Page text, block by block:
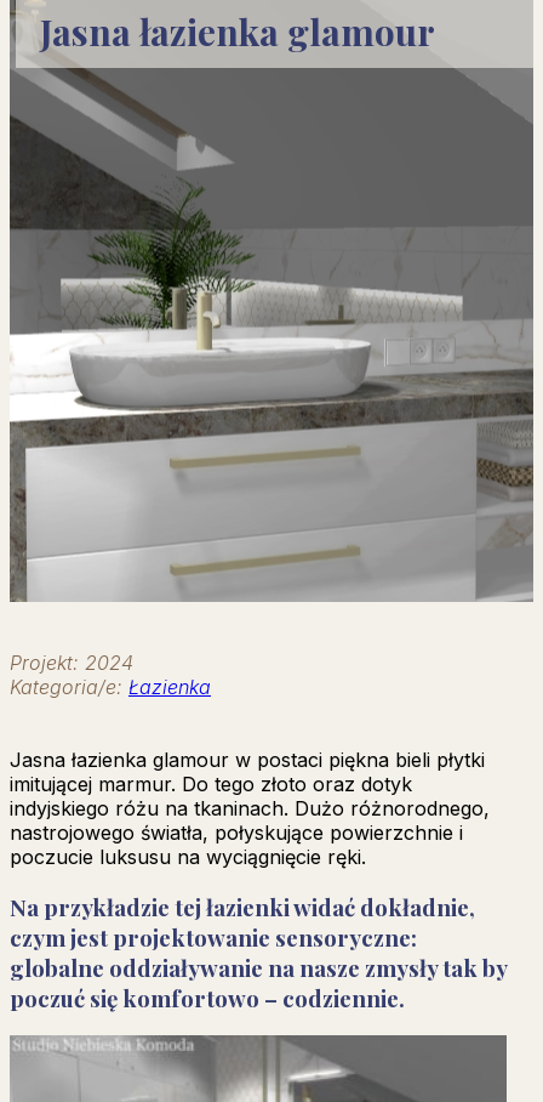
Jasna łazienka glamour
Projekt: 2024
Kategoria/e: Łazienka
Jasna łazienka glamour w postaci piękna bieli płytki
imitującej marmur. Do tego złoto oraz dotyk
indyjskiego różu na tkaninach. Dużo różnorodnego,
nastrojowego światła, połyskujące powierzchnie i
poczucie luksusu na wyciągnięcie ręki.
Na przykładzie tej łazienki widać dokładnie,
czym jest projektowanie sensoryczne:
globalne oddziaływanie na nasze zmysły tak by
poczuć się komfortowo – codziennie.